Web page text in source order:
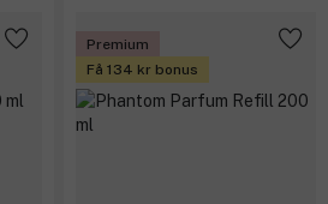
Premium
Få 134 kr bonus